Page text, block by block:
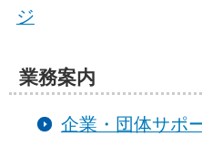
ジ
業務案内
企業・団体サポ